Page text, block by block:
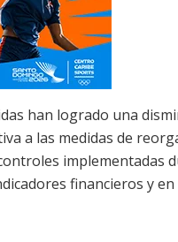
han logrado una
a las medidas de
implementadas
financieros y